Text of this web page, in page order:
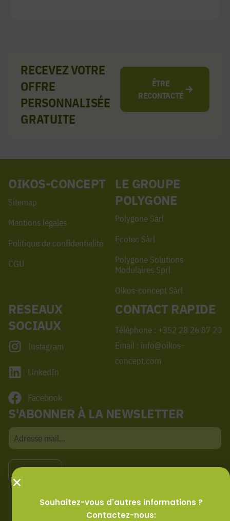
RECEVEZ VOTRE
OFFRE
PERSONNALISÉE
GRATUITE
ÊTRE
RECONTACTÉ
OIKOS-CONCEPT
Sitemap
Mentions légales
Politique de confidentialité
CGU
LE GROUPE
POLYGONE
Polygone Sàrl
Ecotec Sàrl
Polygone Solutions
Modulaires Sprl
Oikos-concept Sàrl
RESEAUX
SOCIAUX
Instagram
LinkedIn
Facebook
CONTACT RAPIDE
Téléphone : +352 28 26 87 20
Email : info@oikos-
concept.com
S'ABONNER À LA NEWSLETTER
S'INSCRIRE
Souhaitez-vous d'autres informations ?
Contactez-nous: